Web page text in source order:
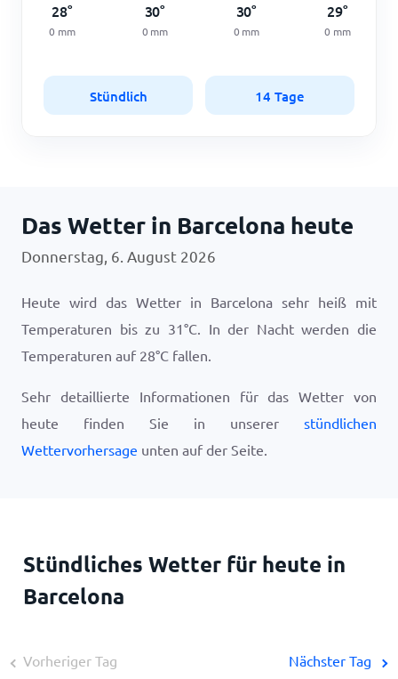
28°
0 mm
30°
0 mm
30°
0 mm
29°
0 mm
Stündlich 14 Tage
Das Wetter in Barcelona heute
Donnerstag, 6. August 2026
Heute wird das Wetter in Barcelona sehr heiß mit
Temperaturen bis zu 31°C. In der Nacht werden die
Temperaturen auf 28°C fallen.
Sehr detaillierte Informationen für das Wetter von
heute finden Sie in unserer stündlichen
Wettervorhersage unten auf der Seite.
Stündliches Wetter für heute in
Barcelona
Vorheriger Tag Nächster Tag